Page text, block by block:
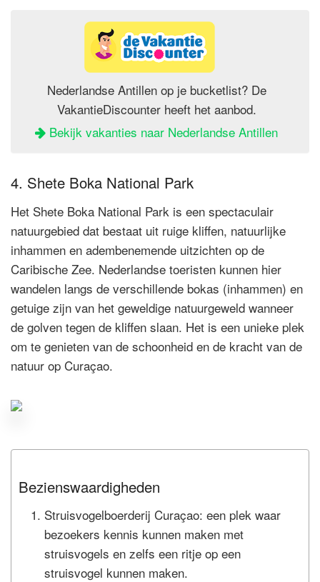
Nederlandse Antillen op je bucketlist? De
VakantieDiscounter heeft het aanbod.
Bekijk vakanties naar Nederlandse Antillen
4. Shete Boka National Park
Het Shete Boka National Park is een spectaculair
natuurgebied dat bestaat uit ruige kliffen, natuurlijke
inhammen en adembenemende uitzichten op de
Caribische Zee. Nederlandse toeristen kunnen hier
wandelen langs de verschillende bokas (inhammen) en
getuige zijn van het geweldige natuurgeweld wanneer
de golven tegen de kliffen slaan. Het is een unieke plek
om te genieten van de schoonheid en de kracht van de
natuur op Curaçao.
Bezienswaardigheden
Struisvogelboerderij Curaçao: een plek waar
bezoekers kennis kunnen maken met
struisvogels en zelfs een ritje op een
struisvogel kunnen maken.